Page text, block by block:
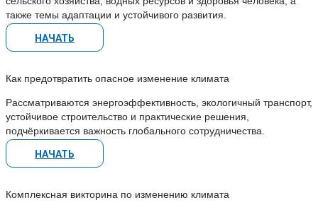
также темы адаптации и устойчивого развития.
НАЧАТЬ
Как предотвратить опасное изменение климата
Рассматриваются энергоэффективность, экологичный транспорт,
устойчивое строительство и практические решения,
подчёркивается важность глобального сотрудничества.
НАЧАТЬ
Комплексная викторина по изменению климата